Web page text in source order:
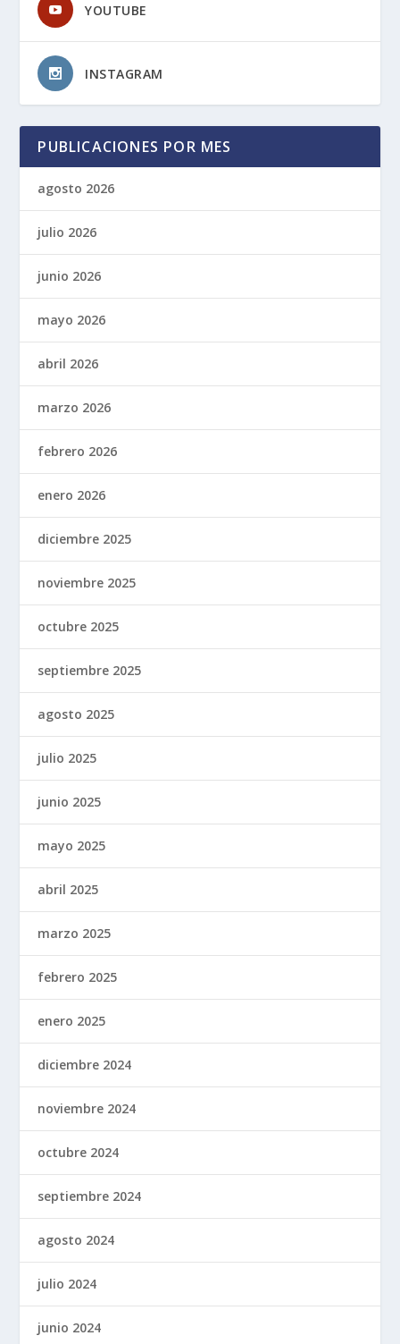
YOUTUBE
INSTAGRAM
PUBLICACIONES POR MES
agosto 2026
julio 2026
junio 2026
mayo 2026
abril 2026
marzo 2026
febrero 2026
enero 2026
diciembre 2025
noviembre 2025
octubre 2025
septiembre 2025
agosto 2025
julio 2025
junio 2025
mayo 2025
abril 2025
marzo 2025
febrero 2025
enero 2025
diciembre 2024
noviembre 2024
octubre 2024
septiembre 2024
agosto 2024
julio 2024
junio 2024